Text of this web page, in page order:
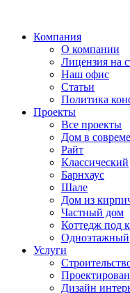
Компания
О компании
Лицензия на
Наш офис
Статьи
Политика
Проекты
Все проекты
Дом в
Райт
Классический
Барнхаус
Шале
Дом из
Частный дом
Коттедж под
Одноэтажный
Услуги
Дизайн